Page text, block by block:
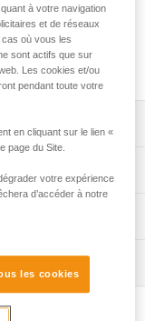
à ce dont
Sa construction
tissu renforcé,
intensives.
des
pectorale, sont
le bas du dos si
bretelles, mais
EVA,
à votre navigation
et de réseaux
où vous les
sont actifs que sur
Les cookies et/ou
pendant toute votre
en cliquant sur le lien «
page du Site.
votre expérience
d’accéder à notre
les cookies